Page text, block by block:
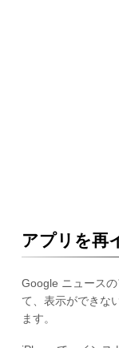
アプリを再
Google ニュース
て、表示ができな
ます。